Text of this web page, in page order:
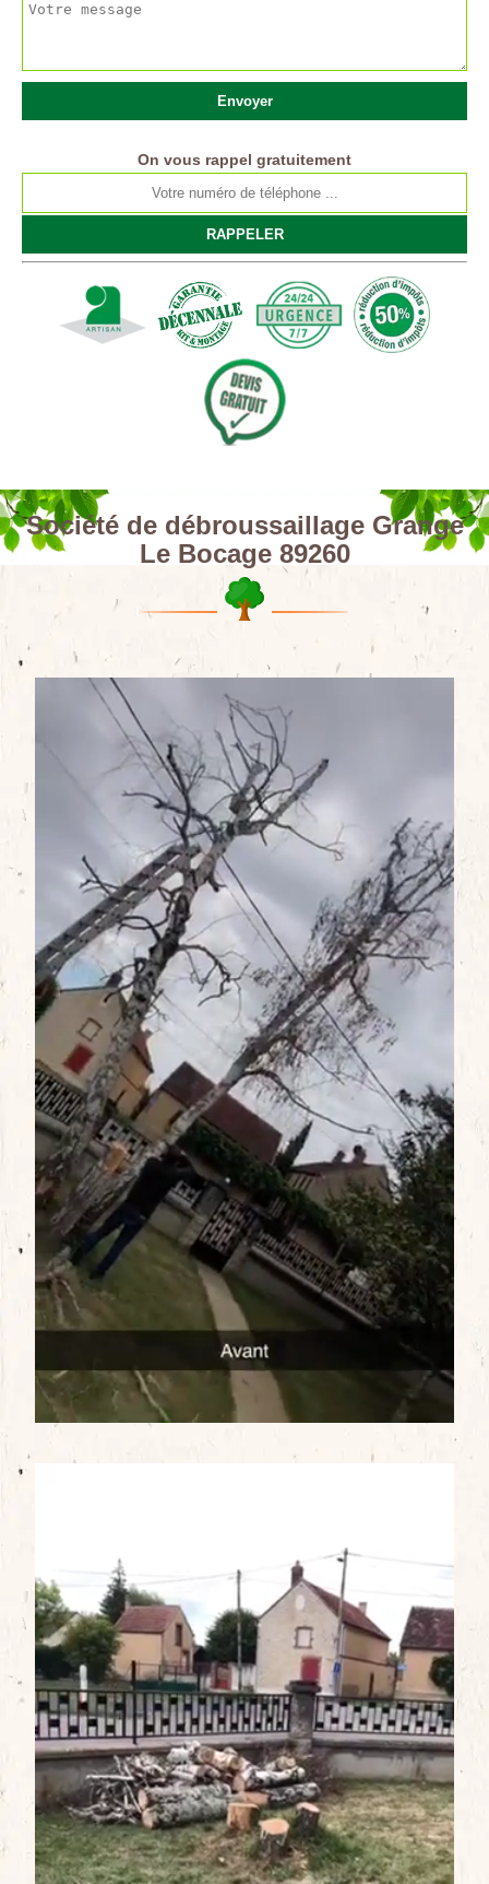
On vous rappel gratuitement
Société de débroussaillage Grange
Le Bocage 89260